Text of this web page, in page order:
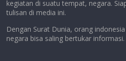
kegiatan di suatu tempat, negara.
tulisan di media ini.
Dengan Surat Dunia, orang
negara bisa saling bertukar informasi.